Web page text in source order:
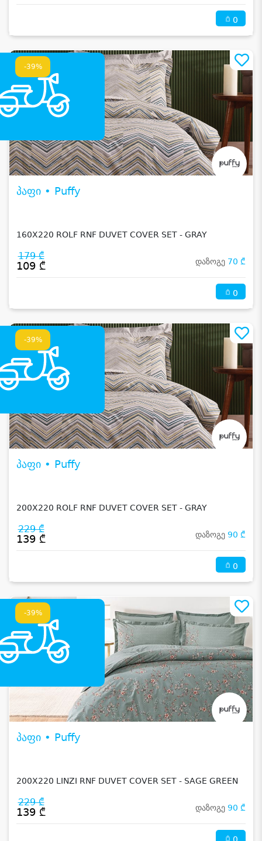
0
-39%
პაფი • Puffy
160X220 ROLF RNF DUVET COVER SET - GRAY
179 ₾
109 ₾ დაზოგე 70 ₾
0
-39%
პაფი • Puffy
200X220 ROLF RNF DUVET COVER SET - GRAY
229 ₾
139 ₾ დაზოგე 90 ₾
0
-39%
პაფი • Puffy
200X220 LINZI RNF DUVET COVER SET - SAGE GREEN
229 ₾
139 ₾ დაზოგე 90 ₾
0